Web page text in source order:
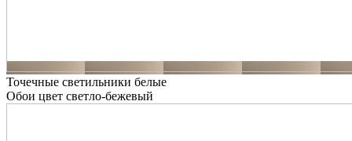
Точечные светильники белые
Обои цвет светло-бежевый